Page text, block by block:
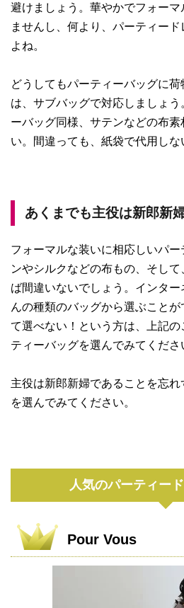
避けましょう。華やかでフォーマ
ませんし、何より、パーティー
よね。
どうしてもパーティーバッグに
は、サブバッグで対応しましょ
ーバッグ同様、サテンなどの布
い。間違っても、紙袋で代用しな
あくまでも主役は新郎新
フォーマルな装いに相応しいパ
ンやシルクなどの布もの、そし
ば間違いないでしょう。インタ
んの種類のバッグから選ぶこと
て選べない！という方は、上記
ティーバッグを選んでみてくださ
主役は新郎新婦であることを忘
を選んでみてください。
人気のパーティー
Pour Vous